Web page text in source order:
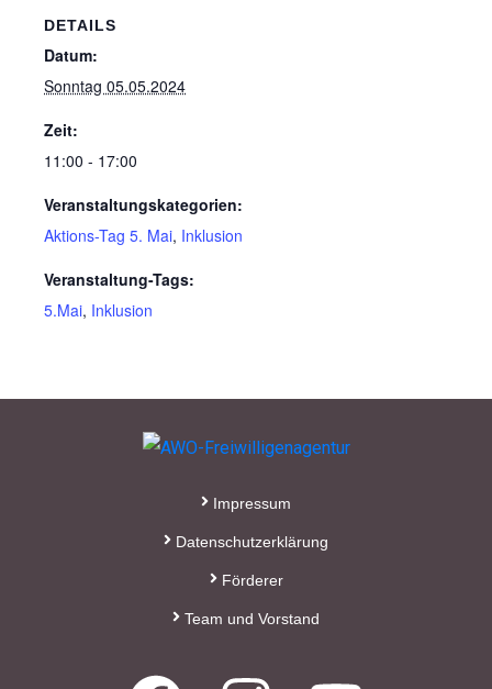
DETAILS
Datum:
Sonntag 05.05.2024
Zeit:
11:00 - 17:00
Veranstaltungskategorien:
Aktions-Tag 5. Mai, Inklusion
Veranstaltung-Tags:
5.Mai, Inklusion
Impressum
Datenschutzerklärung
Förderer
Team und Vorstand
zukommen lassen
Inhaber: AWO-
Freiwilligenagentur
IBAN: DE90 2505 0000
Wir können Ihnen auf
Wunsch auch eine
Spendenquittung
Kontakt:
Reichsstraße 6